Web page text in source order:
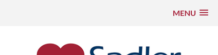
MENU